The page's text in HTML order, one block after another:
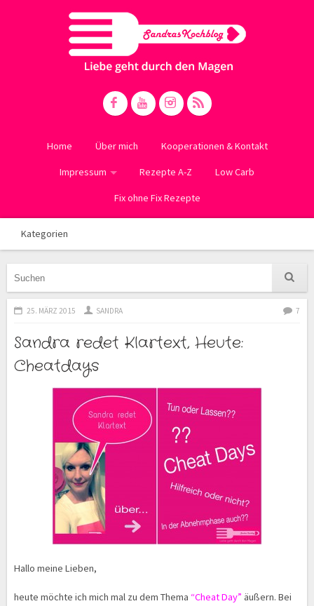
Home Über mich Kooperationen & Kontakt
Impressum Rezepte A-Z Low Carb
Fix ohne Fix Rezepte
Kategorien
25. MÄRZ 2015 SANDRA 7
Sandra redet Klartext, Heute:
Cheatdays
Hallo meine Lieben,
heute möchte ich mich mal zu dem Thema “Cheat Day” äußern. Bei